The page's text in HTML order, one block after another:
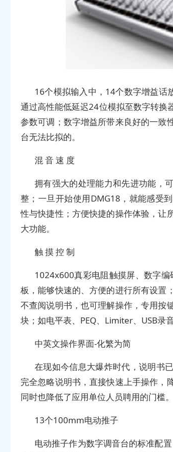
16个模拟输入中，14个数字增益话
通过高性能低延迟24位模拟至数字转换
参数可调；数字增益所带来良好的一致
台无法比拟的。
混 音 速 度
拥有强大的处理能力和先进功能，
整；一旦开始使用DMG18，就能感受
性与快捷性；方便快捷的操作体验，让
大功能。
触 摸 控 制
1024x600真彩电阻触摸屏、数字
板，能够快速的、方便的进行所有设置
不查阅说明书，也可理解操作，专用按
块；如电平表、PEQ、Limiter、USB录
中英文操作界面-化繁为简
在现如今信息大爆炸时代，说明书
完全忽略说明书，直接快速上手操作，
同时也降低了应用单位人员聘用的门槛。
13个100mm电动推子
电动推子作为数字调音台的标准配